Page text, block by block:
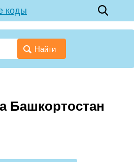
коды
Найти
Башкортостан